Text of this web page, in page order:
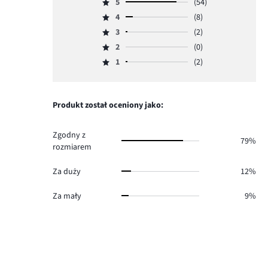
Ocena
5,
ilość
głosów
Ocena
4,
ilość
głosów
4
(8)
Ocena
3,
ilość
3
(2)
Ocena
2,
0.
2
(0)
Ocena
głosów
1 (2)
Produkt został oceniony jako:
Zgodny z
rozmiarem
79%
Za duży 12%
Za mały 9%